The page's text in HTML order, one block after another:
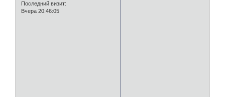
Последний визит:
Вчера 20:46:05